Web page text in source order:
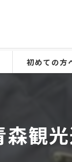
初めての方
森観光